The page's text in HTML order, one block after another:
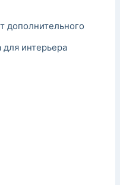
дополнительного
интерьера